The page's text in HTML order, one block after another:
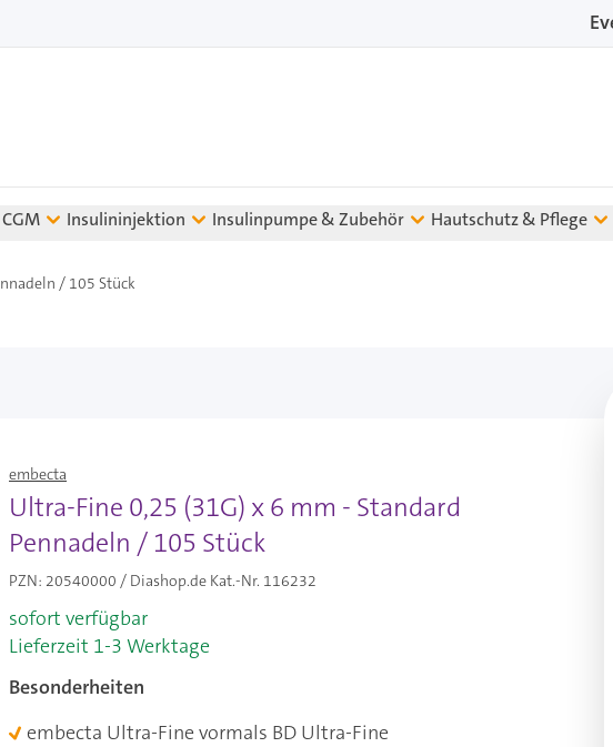
CGM Insulininjektion Insulinpumpe & Zubehör Hautschutz & Pflege
/ 105 Stück
embecta
Ultra-Fine 0,25 (31G) x 6 mm - Standard
Pennadeln / 105 Stück
PZN: 20540000 / Diashop.de Kat.-Nr. 116232
sofort verfügbar
Lieferzeit 1-3 Werktage
Besonderheiten
embecta Ultra-Fine vormals BD Ultra-Fine